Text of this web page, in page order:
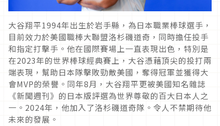
大谷翔平1994年出生於岩手縣，為日本職業棒球選手，
目前效力於美國職棒大聯盟洛杉磯道奇，同時擔任投手
和指定打擊手。他在國際賽場上一直表現出色，特別是
在2023年的世界棒球經典賽上，大谷憑藉頂尖的投打兩
端表現，幫助日本隊擊敗勁敵美國，奪得冠軍並獲得大
會MVP的榮譽。同年8月，大谷翔平更被美國知名雜誌
《新聞週刊》的日本版評選為世界尊敬的百大日本人之
一。2024年，他加入了洛杉磯道奇隊。令人不禁期待他
未來的發展。